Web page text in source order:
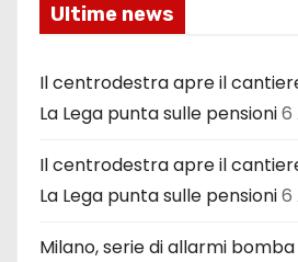
Ultime news
Il centrodestra apre il
La Lega punta sulle pensioni6
Il centrodestra apre il
La Lega punta sulle pensioni6
Milano, serie di allarmi